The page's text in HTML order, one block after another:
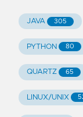
JAVA 305
PYTHON 80
QUARTZ 65
LINUX/UNIX